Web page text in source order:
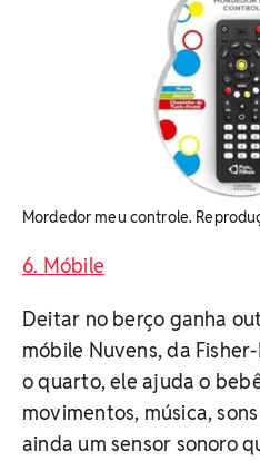
Mordedor meu controle.
6. Móbile
Deitar no berço ganha
móbile Nuvens, da
o quarto, ele ajuda o
movimentos, música,
ainda um sensor sonoro